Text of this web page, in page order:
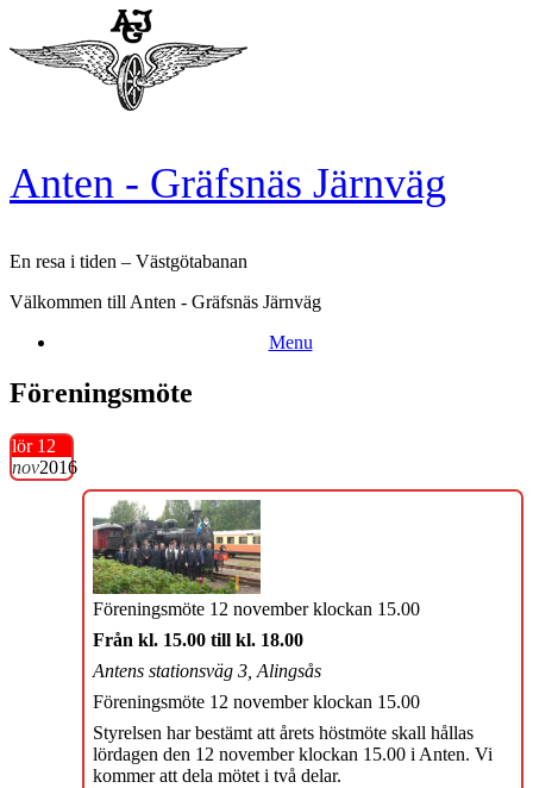
content
Anten - Gräfsnäs Järnväg
En resa i tiden – Västgötabanan
Välkommen till Anten - Gräfsnäs Järnväg
Menu
Föreningsmöte
lör 12
nov2016
Föreningsmöte 12 november klockan 15.00
Från kl. 15.00 till kl. 18.00
Antens stationsväg 3, Alingsås
Föreningsmöte 12 november klockan 15.00
Styrelsen har bestämt att årets höstmöte skall hållas
lördagen den 12 november klockan 15.00 i Anten. Vi
kommer att dela mötet i två delar.